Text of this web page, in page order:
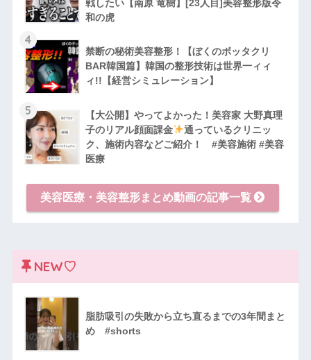
戦したい【南原 竜樹】[23人目]美容整形版令
和の虎
4
禁断の秘術美容整形！【ぼくのボッタクリ
BAR韓国篇】韓国の整形技術は世界一ィィ
ィ!!【経営シミュレーション】
5
【大公開】やってよかった！美容家 大野真理
子のリアル顔面課金
通っているクリニッ
ク、施術内容などご紹介！ #美容施術 #美容
医療
美容医療・美容整形まとめ動画の記事一覧
NEW♡
脂肪吸引の失敗から立ち直るまでの3年間まと
め #shorts